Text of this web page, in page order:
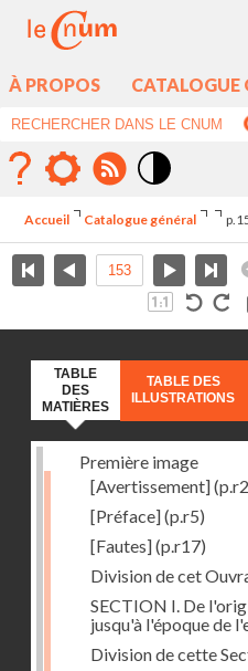
À PROPOS CATALOGUE
élévé
Accueil Catalogue général
TABLE
DES
MATIÈRES
TABLE DES
ILLUSTRATIONS
Première image
[Avertissement]
[Préface](p.r5)
[Fautes](p.r17)
Division de cet
SECTION I. De
jusqu'à l'époque de
Division de cette